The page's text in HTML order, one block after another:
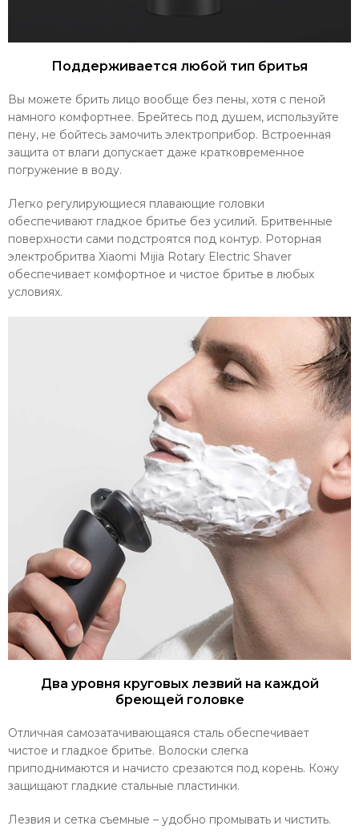
Поддерживается любой тип бритья
Вы можете брить лицо вообще без пены, хотя с пеной
намного комфортнее. Брейтесь под душем, используйте
пену, не бойтесь замочить электроприбор. Встроенная
защита от влаги допускает даже кратковременное
погружение в воду.
Легко регулирующиеся плавающие головки
обеспечивают гладкое бритье без усилий. Бритвенные
поверхности сами подстроятся под контур. Роторная
электробритва Xiaomi Mijia Rotary Electric Shaver
обеспечивает комфортное и чистое бритье в любых
условиях.
Два уровня круговых лезвий на каждой
бреющей головке
Отличная самозатачивающаяся сталь обеспечивает
чистое и гладкое бритье. Волоски слегка
приподнимаются и начисто срезаются под корень. Кожу
защищают гладкие стальные пластинки.
Лезвия и сетка съемные – удобно промывать и чистить.